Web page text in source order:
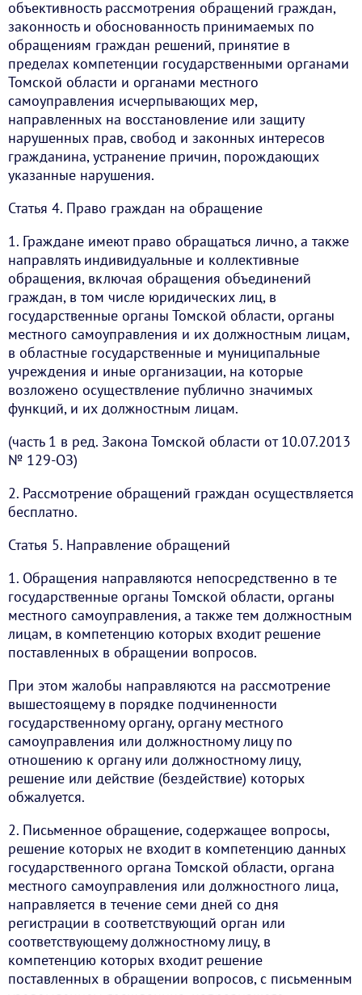
объективность рассмотрения обращений граждан,
законность и обоснованность принимаемых по
обращениям граждан решений, принятие в
пределах компетенции государственными органами
Томской области и органами местного
самоуправления исчерпывающих мер,
направленных на восстановление или защиту
нарушенных прав, свобод и законных интересов
гражданина, устранение причин, порождающих
указанные нарушения.
Статья 4. Право граждан на обращение
1. Граждане имеют право обращаться лично, а также
направлять индивидуальные и коллективные
обращения, включая обращения объединений
граждан, в том числе юридических лиц, в
государственные органы Томской области, органы
местного самоуправления и их должностным лицам,
в областные государственные и муниципальные
учреждения и иные организации, на которые
возложено осуществление публично значимых
функций, и их должностным лицам.
(часть 1 в ред. Закона Томской области от 10.07.2013
№ 129-ОЗ)
2. Рассмотрение обращений граждан осуществляется
бесплатно.
Статья 5. Направление обращений
1. Обращения направляются непосредственно в те
государственные органы Томской области, органы
местного самоуправления, а также тем должностным
лицам, в компетенцию которых входит решение
поставленных в обращении вопросов.
При этом жалобы направляются на рассмотрение
вышестоящему в порядке подчиненности
государственному органу, органу местного
самоуправления или должностному лицу по
отношению к органу или должностному лицу,
решение или действие (бездействие) которых
обжалуется.
2. Письменное обращение, содержащее вопросы,
решение которых не входит в компетенцию данных
государственного органа Томской области, органа
местного самоуправления или должностного лица,
направляется в течение семи дней со дня
регистрации в соответствующий орган или
соответствующему должностному лицу, в
компетенцию которых входит решение
поставленных в обращении вопросов, с письменным